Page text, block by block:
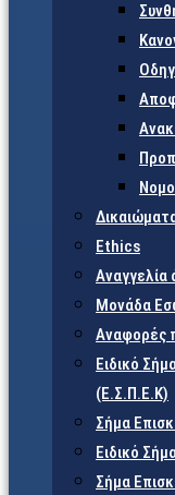
Ethics
Αναγγελία
Μονάδα
Αναφορές
Ειδικό
(Ε.Σ.Π.Ε.Κ)
Σήμα
Ειδικό
Σήμα